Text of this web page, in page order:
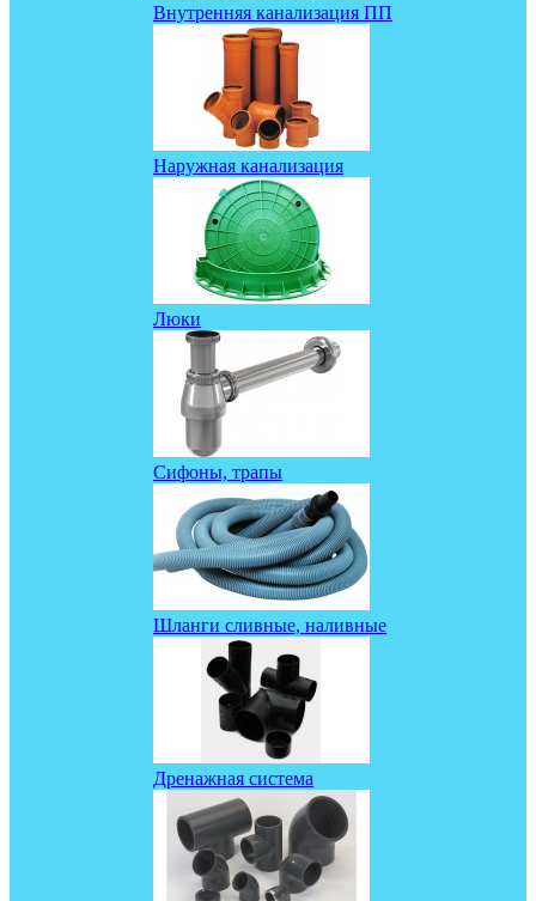
Внутренняя канализация ПП
Наружная канализация
Люки
Сифоны, трапы
Шланги сливные, наливные
Дренажная система